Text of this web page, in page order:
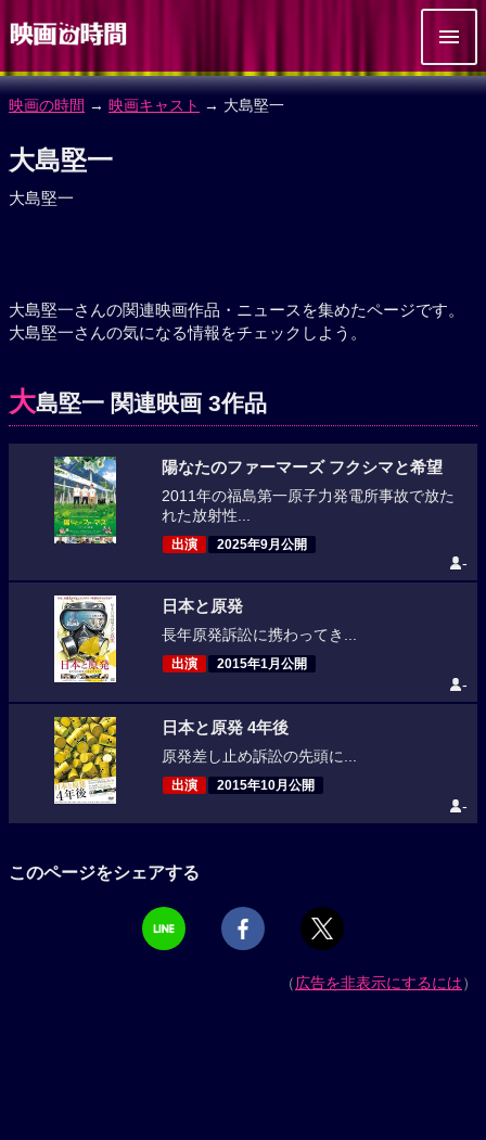
映画の時間 → 映画キャスト → 大島堅一
大島堅一
大島堅一
大島堅一さんの関連映画作品・ニュースを集めたページです。
大島堅一さんの気になる情報をチェックしよう。
大島堅一 関連映画 3作品
陽なたのファーマーズ フクシマと希望
2011年の福島第一原子力発電所事故で放た
れた放射性...
出演 2025年9月公開
-
日本と原発
長年原発訴訟に携わってき...
出演 2015年1月公開
-
日本と原発 4年後
原発差し止め訴訟の先頭に...
出演 2015年10月公開
-
このページをシェアする
（広告を非表示にするには）